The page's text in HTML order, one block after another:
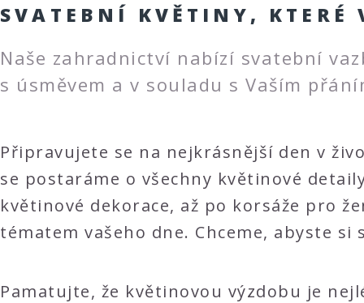
SVATEBNÍ KVĚTINY, KTERÉ
Naše zahradnictví nabízí svatební
s úsměvem a v souladu s Vaším
Připravujete se na nejkrásnější den v
se postaráme o všechny květinové
květinové dekorace, až po korsáže pro
tématem vašeho dne. Chceme, abyste
Pamatujte, že květinovou výzdobu je